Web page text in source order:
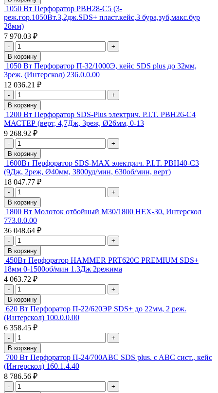
1050 Вт Перфоратор PBH28-C5 (3-
реж.гор.1050Вт.3,2дж.SDS+ пласт.кейс,3 бура,зуб,макс.бур
28мм)
7 970.03 ₽
-
+
В корзину
1050 Вт Перфоратор П-32/1000Э, кейс SDS plus до 32мм,
3реж. (Интерскол) 236.0.0.00
12 036.21 ₽
-
+
В корзину
1200 Вт Перфоратор SDS-Plus электрич. P.I.T. PBH26-C4
МАСТЕР (верт, 4,7Дж, 3реж, Ø26мм, 0-13
9 268.92 ₽
-
+
В корзину
1600Вт Перфоратор SDS-MAX электрич. P.I.T. PBH40-C3
(9Дж, 2реж, Ø40мм, 3800уд/мин, 630об/мин, верт)
18 047.77 ₽
-
+
В корзину
1800 Вт Молоток отбойный М30/1800 HEX-30, Интерскол
773.0.0.00
36 048.64 ₽
-
+
В корзину
450Вт Перфоратор HAMMER PRT620C PREMIUM SDS+
18мм 0-1500об/мин 1.3Дж 2режима
4 063.72 ₽
-
+
В корзину
620 Вт Перфоратор П-22/620ЭР SDS+ до 22мм, 2 реж.
(Интерскол) 100.0.0.00
6 358.45 ₽
-
+
В корзину
700 Вт Перфоратор П-24/700ABC SDS plus. c ABC сист., кейс
(Интерскол) 160.1.4.40
8 786.56 ₽
-
+